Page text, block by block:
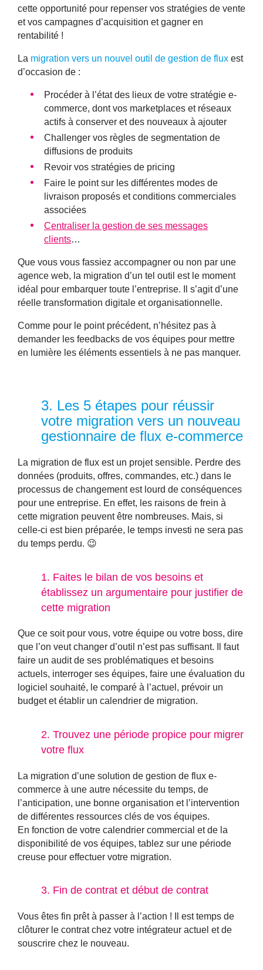
cette opportunité pour repenser vos stratégies de vente
et vos campagnes d’acquisition et gagner en
rentabilité !
La migration vers un nouvel outil de gestion de flux est
d’occasion de :
Procéder à l’état des lieux de votre stratégie e-
commerce, dont vos marketplaces et réseaux
actifs à conserver et des nouveaux à ajouter
Challenger vos règles de segmentation de
diffusions de produits
Revoir vos stratégies de pricing
Faire le point sur les différentes modes de
livraison proposés et conditions commerciales
associées
Centraliser la gestion de ses messages
clients…
Que vous vous fassiez accompagner ou non par une
agence web, la migration d’un tel outil est le moment
idéal pour embarquer toute l’entreprise. Il s’agit d’une
réelle transformation digitale et organisationnelle.
Comme pour le point précédent, n’hésitez pas à
demander les feedbacks de vos équipes pour mettre
en lumière les éléments essentiels à ne pas manquer.
3. Les 5 étapes pour réussir
votre migration vers un nouveau
gestionnaire de flux e-commerce
La migration de flux est un projet sensible. Perdre des
données (produits, offres, commandes, etc.) dans le
processus de changement est lourd de conséquences
pour une entreprise. En effet, les raisons de frein à
cette migration peuvent être nombreuses. Mais, si
celle-ci est bien préparée, le temps investi ne sera pas
du temps perdu. 😉
1. Faites le bilan de vos besoins et
établissez un argumentaire pour justifier de
cette migration
Que ce soit pour vous, votre équipe ou votre boss, dire
que l’on veut changer d’outil n’est pas suffisant. Il faut
faire un audit de ses problématiques et besoins
actuels, interroger ses équipes, faire une évaluation du
logiciel souhaité, le comparé à l’actuel, prévoir un
budget et établir un calendrier de migration.
2. Trouvez une période propice pour migrer
votre flux
La migration d’une solution de gestion de flux e-
commerce à une autre nécessite du temps, de
l’anticipation, une bonne organisation et l’intervention
de différentes ressources clés de vos équipes.
En fonction de votre calendrier commercial et de la
disponibilité de vos équipes, tablez sur une période
creuse pour effectuer votre migration.
3. Fin de contrat et début de contrat
Vous êtes fin prêt à passer à l’action ! Il est temps de
clôturer le contrat chez votre intégrateur actuel et de
souscrire chez le nouveau.